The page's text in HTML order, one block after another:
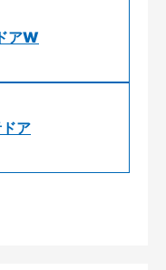
アW
ア